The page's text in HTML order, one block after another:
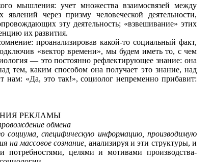
мыш­ления: учет множества взаимосвязей между
через призму человеческой деятельности,
эту деятельность; «взве­шивание» этих
их развития.
проанализировав какой-то социальный факт,
«вектор времени», мы будем иметь то, с чем
— это постоянно рефлек­тирующее знание: она
тем, каким способом она получает это знание, над
нам: «Да, это так!», социолог непременно прибавит:
РЕКЛАМЫ
обмена
социу­ма, специфическую информацию, производимую
на массовое созна­ние, анализируя и эти структуры, и
потребностями, целями и мотива­ми производства-